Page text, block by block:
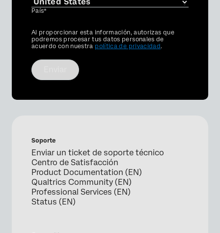
País*
Privacy
Optin
Al proporcionar esta información, autorizas que
podremos procesar tus datos personales de
acuerdo con nuestra política de privacidad.
Soporte
Enviar un ticket de soporte técnico
Centro de Satisfacción
Product Documentation (EN)
Qualtrics Community (EN)
Professional Services (EN)
Status (EN)